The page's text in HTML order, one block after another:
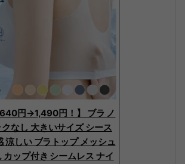
円→1,490円！】 ブラ ノ
なし 大きいサイズ シース
涼しい ブラトップ メッシュ
カップ付き シームレス ナイ